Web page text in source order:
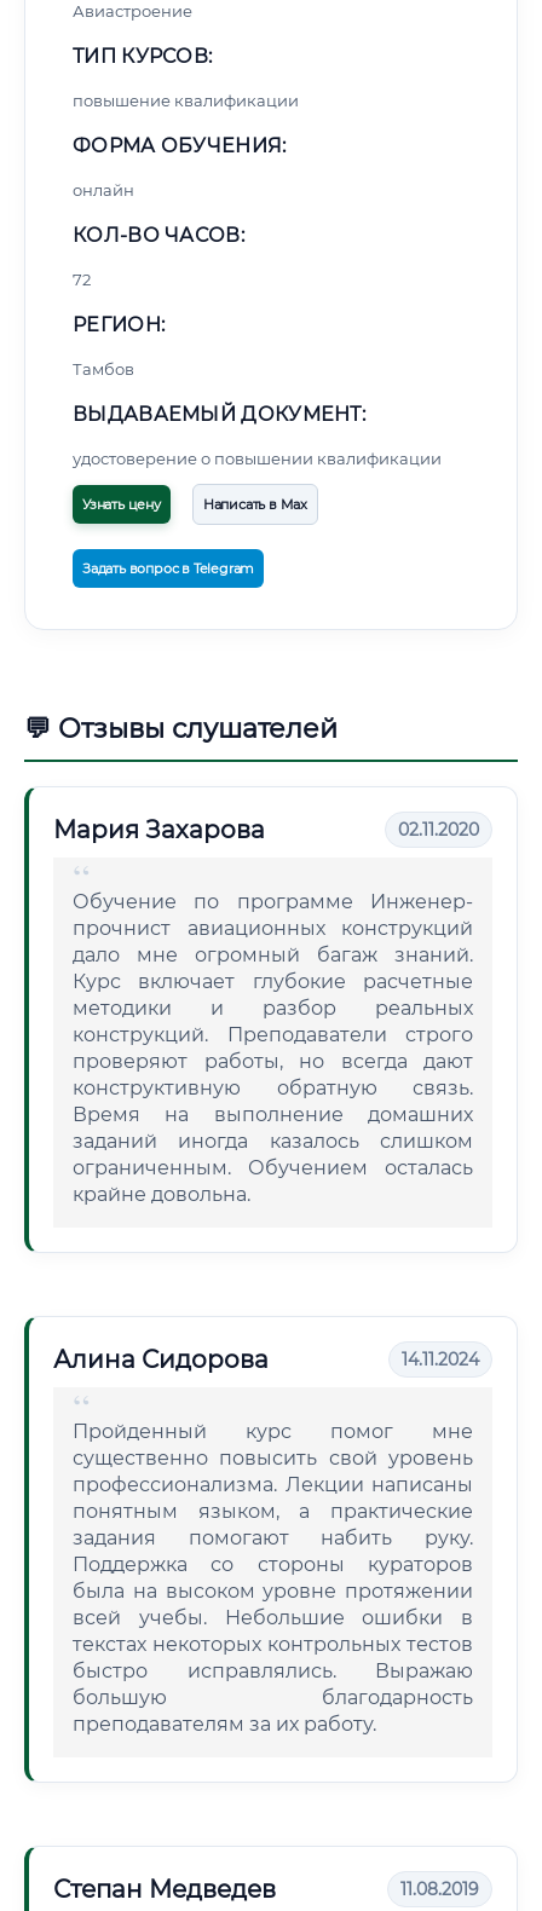
Авиастроение
ТИП КУРСОВ:
повышение квалификации
ФОРМА ОБУЧЕНИЯ:
онлайн
КОЛ-ВО ЧАСОВ:
72
РЕГИОН:
Тамбов
ВЫДАВАЕМЫЙ ДОКУМЕНТ:
удостоверение о повышении квалификации
Узнать цену Написать в Max
Задать вопрос в Telegram
💬 Отзывы слушателей
Мария Захарова 02.11.2020
Обучение по программе Инженер-
прочнист авиационных конструкций
дало мне огромный багаж знаний.
Курс включает глубокие расчетные
методики и разбор реальных
конструкций. Преподаватели строго
проверяют работы, но всегда дают
конструктивную обратную связь.
Время на выполнение домашних
заданий иногда казалось слишком
ограниченным. Обучением осталась
крайне довольна.
Алина Сидорова 14.11.2024
Пройденный курс помог мне
существенно повысить свой уровень
профессионализма. Лекции написаны
понятным языком, а практические
задания помогают набить руку.
Поддержка со стороны кураторов
была на высоком уровне протяжении
всей учебы. Небольшие ошибки в
текстах некоторых контрольных тестов
быстро исправлялись. Выражаю
большую благодарность
преподавателям за их работу.
Степан Медведев 11.08.2019